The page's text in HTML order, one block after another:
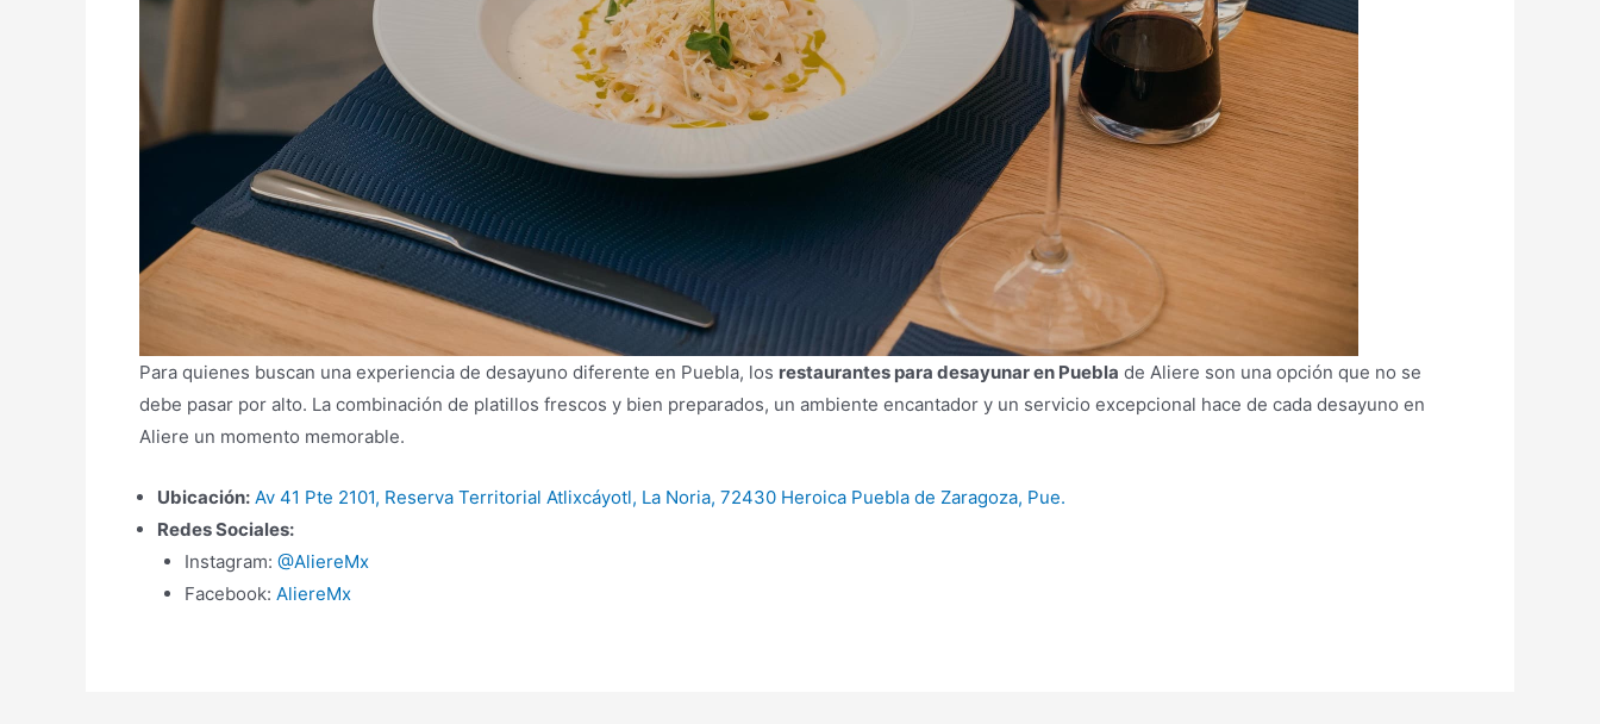
Para quienes buscan una experiencia de desayuno diferente en Puebla, los restaurantes para desayunar en Puebla de Aliere son una opción que no se
debe pasar por alto. La combinación de platillos frescos y bien preparados, un ambiente encantador y un servicio excepcional hace de cada desayuno en
Aliere un momento memorable.
Ubicación: Av 41 Pte 2101, Reserva Territorial Atlixcáyotl, La Noria, 72430 Heroica Puebla de Zaragoza, Pue.
Redes Sociales:
Instagram: @AliereMx
Facebook: AliereMx